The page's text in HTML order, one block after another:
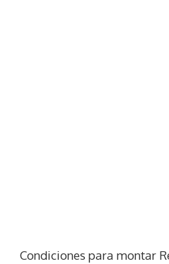
Condiciones para montar